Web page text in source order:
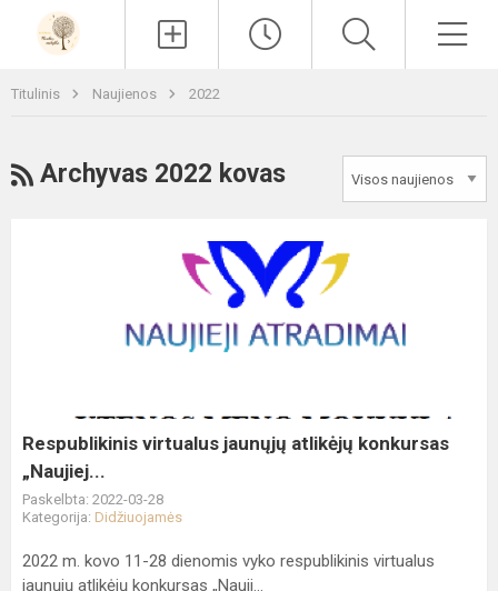
Titulinis Naujienos 2022
RSS
Archyvas 2022 kovas
Respublikinis virtualus jaunųjų atlikėjų konkursas
„Naujiej...
Paskelbta: 2022-03-28
Kategorija: Didžiuojamės
2022 m. kovo 11-28 dienomis vyko respublikinis virtualus
jaunųjų atlikėjų konkursas „Nauji...